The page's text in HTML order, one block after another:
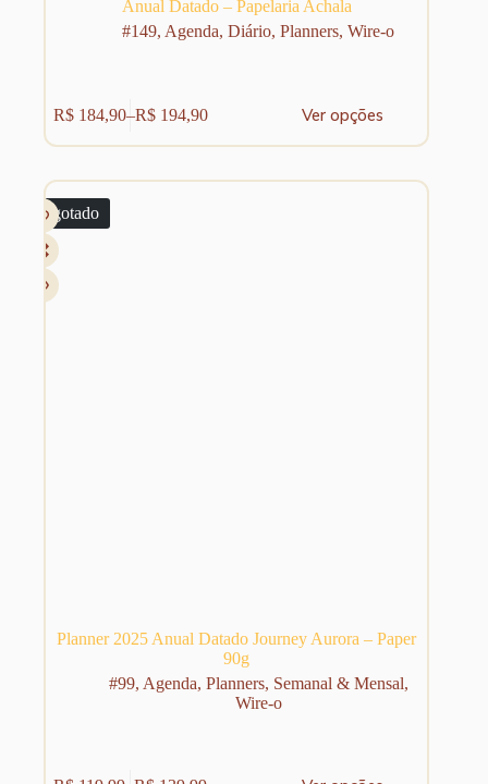
Anual Datado – Papelaria Achala
#149,Agenda,Diário,Planners,Wire-o
R$184,90–R$194,90
Faixa
de
R$ 184,90
Ver opções
produto
tem
variantes.
As
opções
podem
ser
escolhidas
Esgotado
Planner 2025 Anual Datado Journey Aurora – Paper
90g
#99, Agenda, Planners, Semanal & Mensal,
Wire-o